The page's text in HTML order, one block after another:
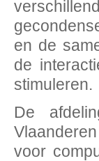
en de
de
stimuleren.
De
voor